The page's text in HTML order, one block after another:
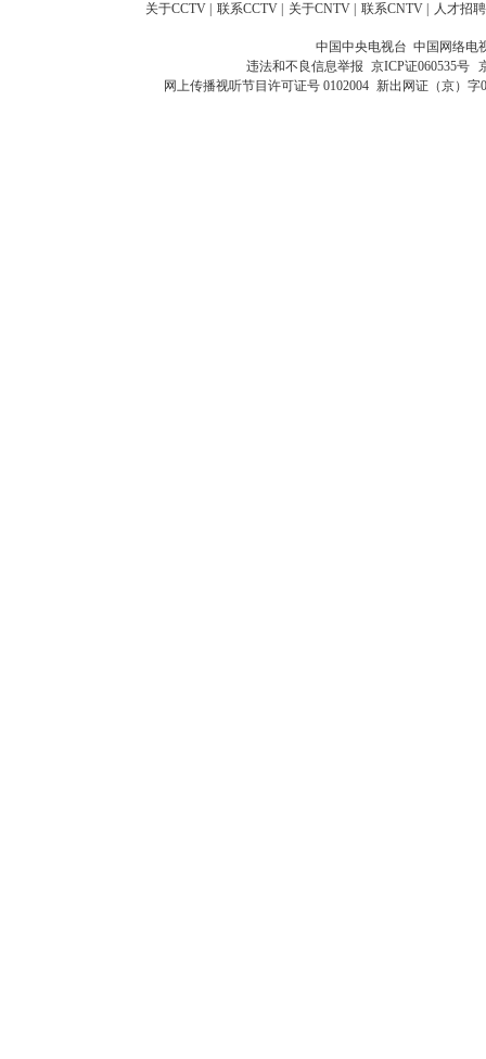
关于CCTV 联系CCTV 关于CNTV 联系CNTV 人才招聘
中国中央电视台 中国网络电
违法和不良信息举报 京ICP证060535号
网上传播视听节目许可证号 0102004 新出网证（京）